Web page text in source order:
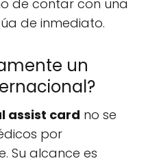
de contar con una
de inmediato.
un
assist card no se
por
Su alcance es